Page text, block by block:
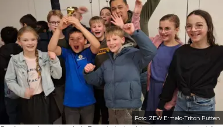
Foto: ZEW Ermelo-Triton Putten